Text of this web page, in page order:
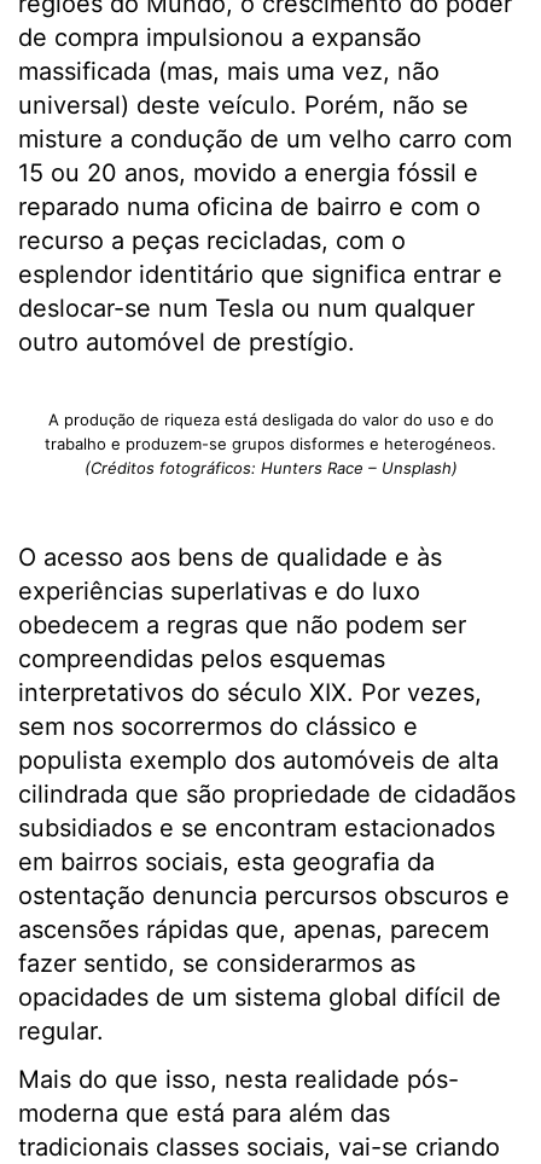
de compra impulsionou a expansão
massificada (mas, mais uma vez, não
universal) deste veículo. Porém, não se
misture a condução de um velho carro com
15 ou 20 anos, movido a energia fóssil e
reparado numa oficina de bairro e com o
recurso a peças recicladas, com o
esplendor identitário que significa entrar e
deslocar-se num Tesla ou num qualquer
outro automóvel de prestígio.
A produção de riqueza está desligada do valor do uso e do
trabalho e produzem-se grupos disformes e heterogéneos.
(Créditos fotográficos: Hunters Race – Unsplash)
O acesso aos bens de qualidade e às
experiências superlativas e do luxo
obedecem a regras que não podem ser
compreendidas pelos esquemas
interpretativos do século XIX. Por vezes,
sem nos socorrermos do clássico e
populista exemplo dos automóveis de alta
cilindrada que são propriedade de cidadãos
subsidiados e se encontram estacionados
em bairros sociais, esta geografia da
ostentação denuncia percursos obscuros e
ascensões rápidas que, apenas, parecem
fazer sentido, se considerarmos as
opacidades de um sistema global difícil de
regular.
Mais do que isso, nesta realidade pós-
moderna que está para além das
tradicionais classes sociais, vai-se criando